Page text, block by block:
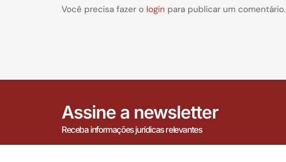
Você precisa fazer o login para publicar um comentário.
Assine a newsletter
Receba informações jurídicas relevantes